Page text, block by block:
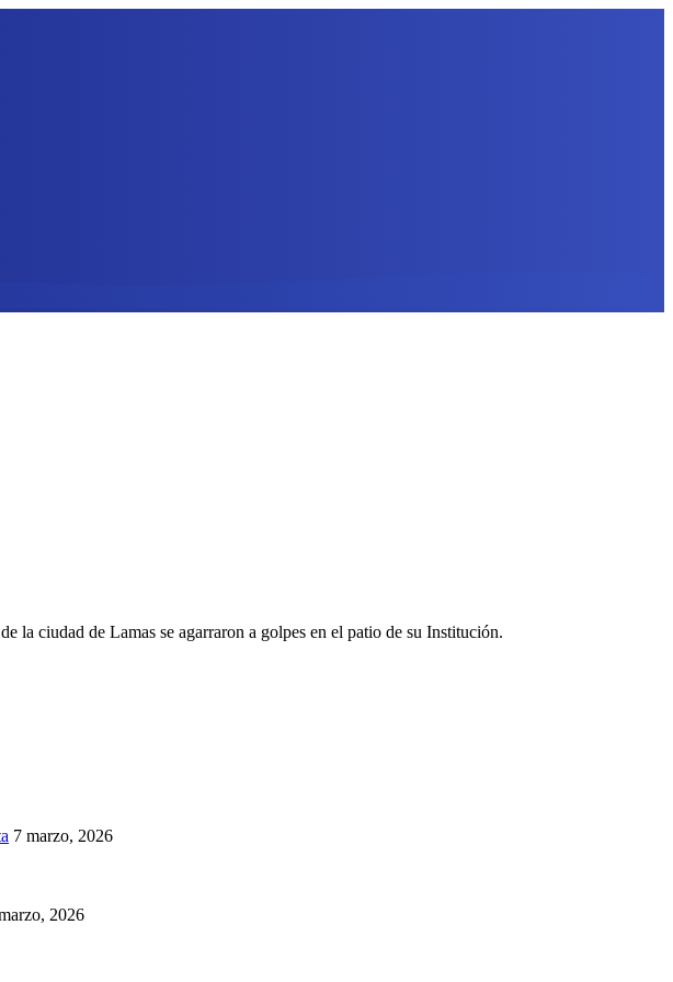
la ciudad de Lamas se agarraron a golpes en el patio de su Institución.
7 marzo, 2026
2026